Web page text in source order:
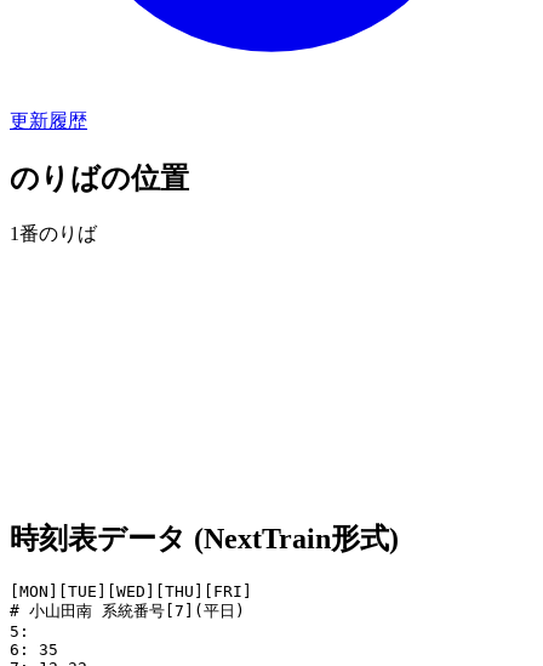
更新履歴
のりばの位置
1番のりば
時刻表データ (NextTrain形式)
[MON][TUE][WED][THU][FRI]
# 小山田南 系統番号[7](平日)
5:
6: 35